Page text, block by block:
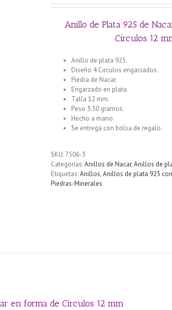
Anillo de Plata 925 de
Círculos 12
Anillo de plata 925.
Diseño 4 Circulos engarzados.
Piedra de Nacar.
Engarzado en plata.
Talla 12 mm.
Peso 3.50 gramos.
Hecho a mano.
Se entrega con bolsa de regalo.
SKU: 7506-3
Categorías:Anillos de Nacar,Anillos de
Etiquetas:Anillos,Anillos de plata 925
Piedras-Minerales
en forma de Círculos 12 mm